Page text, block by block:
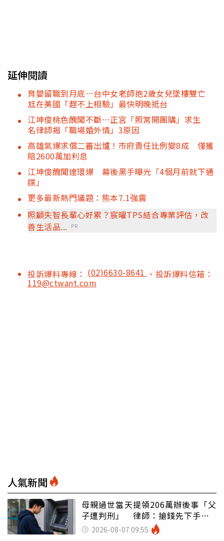
延伸閱讀
育嬰留職到月底…台中女老師抱2歲女兒墜樓雙亡
尪在美國「趕不上相驗」最快明晚抵台
江坤俊桃色醜聞不斷…正宮「照常開團購」求生
名律師揭「職場婚外情」3原因
高雄氣爆求償二審出爐！市府責任比例變8成 僅獲
賠2600萬加利息
江坤俊醜聞連環爆 幕後黑手曝光「4個月前就下通
牒」
更多最新熱門議題：熊本7.1強震
照顧失智長輩心好累？宸曜TPS結合專業評估，改
善生活品...
PR
投訴爆料專線： (02)6630-8641 、投訴爆料信箱：
119@ctwant.com
人氣新聞
母親過世當天提領206萬辦後事「父
子遭判刑」 律師：搶錢先下手是
罪 2026-08-07 09:55